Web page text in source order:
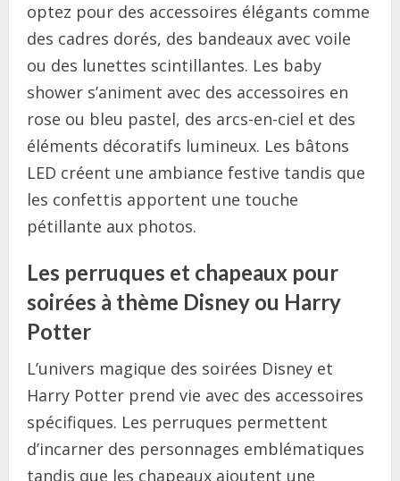
optez pour des accessoires élégants comme
des cadres dorés, des bandeaux avec voile
ou des lunettes scintillantes. Les baby
shower s’animent avec des accessoires en
rose ou bleu pastel, des arcs-en-ciel et des
éléments décoratifs lumineux. Les bâtons
LED créent une ambiance festive tandis que
les confettis apportent une touche
pétillante aux photos.
Les perruques et chapeaux pour
soirées à thème Disney ou Harry
Potter
L’univers magique des soirées Disney et
Harry Potter prend vie avec des accessoires
spécifiques. Les perruques permettent
d’incarner des personnages emblématiques
tandis que les chapeaux ajoutent une